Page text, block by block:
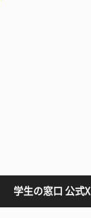
学生の窓口 公式X